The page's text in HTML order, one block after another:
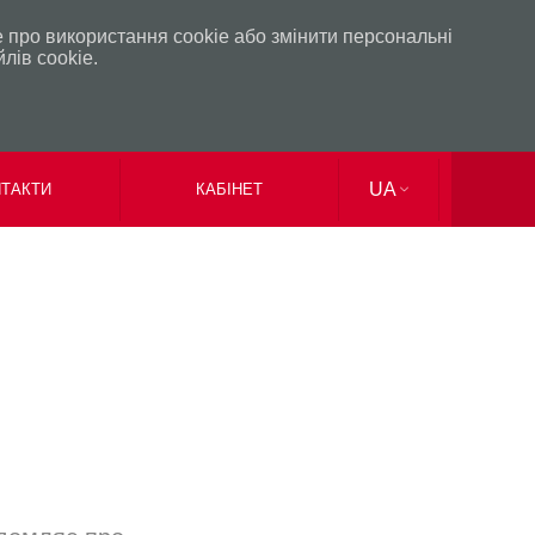
використання сookie або змінити персональні
сookie.
КАБІНЕТ
UA